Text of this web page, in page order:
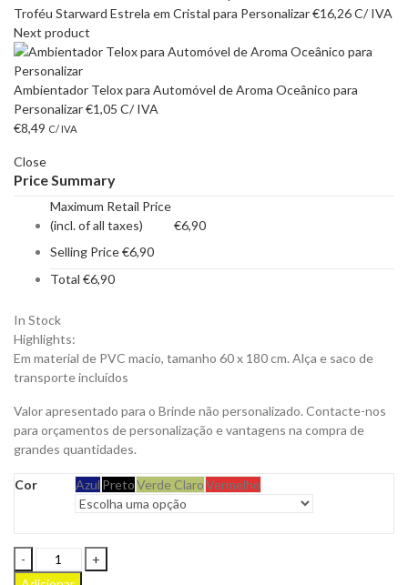
Troféu Starward Estrela em Cristal para Personalizar€16,26C/ IVA
Next product
Ambientador Telox para Automóvel de Aroma Oceânico para
Personalizar€1,05 C/ IVA
€8,49 C/ IVA
Close
Price Summary
Maximum Retail Price
(incl. of all taxes)
€6,90
Selling Price€6,90
Total €6,90
In Stock
Highlights:
Em material de PVC macio, tamanho 60 x 180 cm. Alça e saco de
transporte incluídos
Valor apresentado para o Brinde não personalizado. Contacte-nos
para orçamentos de personalização e vantagens na compra de
grandes quantidades.
Cor Azul PretoVerde ClaroVermelho
Tapete
Nodal